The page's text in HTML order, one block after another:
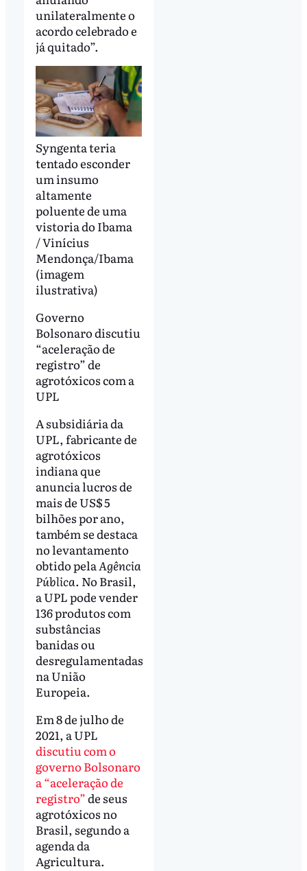
unilateralmente o
acordo celebrado e
já quitado”.
Syngenta teria
tentado esconder
um insumo
altamente
poluente de uma
vistoria do Ibama
/ Vinícius
Mendonça/Ibama
(imagem
ilustrativa)
Governo
Bolsonaro discutiu
“aceleração de
registro” de
agrotóxicos com a
UPL
A subsidiária da
UPL, fabricante de
agrotóxicos
indiana que
anuncia lucros de
mais de US$ 5
bilhões por ano,
também se destaca
no levantamento
obtido pelaAgência
Pública. No Brasil,
a UPL pode vender
136 produtos com
substâncias
banidas ou
desregulamentadas
na União
Europeia.
Em 8 de julho de
2021, a UPL
discutiu com o
governo Bolsonaro
a “aceleração de
registro”de seus
agrotóxicos no
Brasil, segundo a
agenda da
Agricultura.